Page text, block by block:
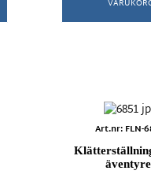
Art.nr: FLN-